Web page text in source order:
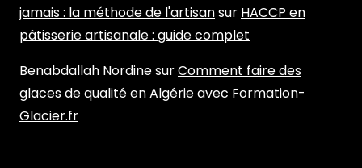
jamais : la méthode de l'artisansur HACCP en
pâtisserie artisanale : guide complet
Benabdallah NordinesurComment faire des
glaces de qualité en Algérie avec Formation-
Glacier.fr